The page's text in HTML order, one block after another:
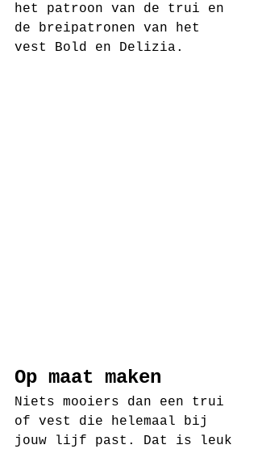
het patroon van de trui en
de breipatronen van het
vest Bold en Delizia.
Op maat maken
Niets mooiers dan een trui
of vest die helemaal bij
jouw lijf past. Dat is leuk